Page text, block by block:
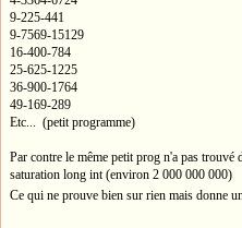
9-225-441
9-7569-15129
16-400-784
25-625-1225
36-900-1764
49-169-289
Etc... (petit programme)
Par contre le même petit prog n'a pas trouvé
saturation long int (environ 2 000 000 000)
Ce qui ne prouve bien sur rien mais donne